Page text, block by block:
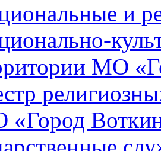
и
МО